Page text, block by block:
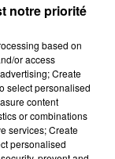
notre priorité
based on
or access
Create
select personalised
content
or combinations
services; Create
personalised